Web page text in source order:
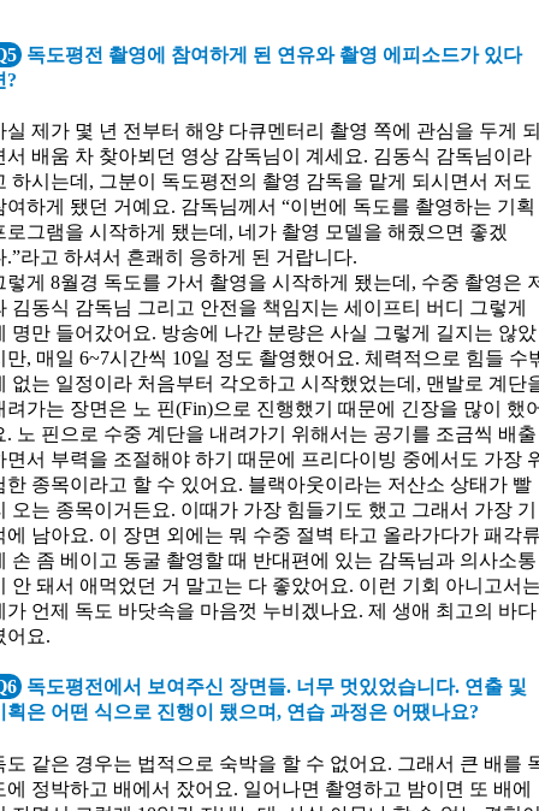
독도평전 촬영에 참여하게 된 연유와 촬영 에피소드가 있다
?
실 제가 몇 년 전부터 해양 다큐멘터리 촬영 쪽에 관심을 두게
서 배움 차 찾아뵈던 영상 감독님이 계세요. 김동식 감독님이라
하시는데, 그분이 독도평전의 촬영 감독을 맡게 되시면서 저도
여하게 됐던 거예요. 감독님께서 “이번에 독도를 촬영하는 기획
로그램을 시작하게 됐는데, 네가 촬영 모델을 해줬으면 좋겠
.”라고 하셔서 흔쾌히 응하게 된 거랍니다.
렇게 8월경 독도를 가서 촬영을 시작하게 됐는데, 수중 촬영은
김동식 감독님 그리고 안전을 책임지는 세이프티 버디 그렇게
명만 들어갔어요. 방송에 나간 분량은 사실 그렇게 길지는 않았
만, 매일 6~7시간씩 10일 정도 촬영했어요. 체력적으로 힘들 수
없는 일정이라 처음부터 각오하고 시작했었는데, 맨발로 계단
려가는 장면은 노 핀(Fin)으로 진행했기 때문에 긴장을 많이 했
. 노 핀으로 수중 계단을 내려가기 위해서는 공기를 조금씩 배출
면서 부력을 조절해야 하기 때문에 프리다이빙 중에서도 가장
한 종목이라고 할 수 있어요. 블랙아웃이라는 저산소 상태가 빨
오는 종목이거든요. 이때가 가장 힘들기도 했고 그래서 가장 기
에 남아요. 이 장면 외에는 뭐 수중 절벽 타고 올라가다가 패각
손 좀 베이고 동굴 촬영할 때 반대편에 있는 감독님과 의사소통
안 돼서 애먹었던 거 말고는 다 좋았어요. 이런 기회 아니고서
가 언제 독도 바닷속을 마음껏 누비겠나요. 제 생애 최고의 바다
어요.
독도평전에서 보여주신 장면들. 너무 멋있었습니다. 연출 및
획은 어떤 식으로 진행이 됐으며, 연습 과정은 어땠나요?
도 같은 경우는 법적으로 숙박을 할 수 없어요. 그래서 큰 배를
에 정박하고 배에서 잤어요. 일어나면 촬영하고 밤이면 또 배에